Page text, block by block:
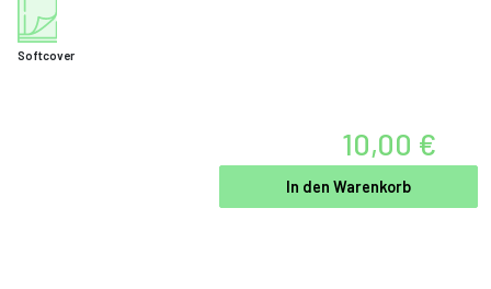
Softcover
10,00 €
In den Warenkorb